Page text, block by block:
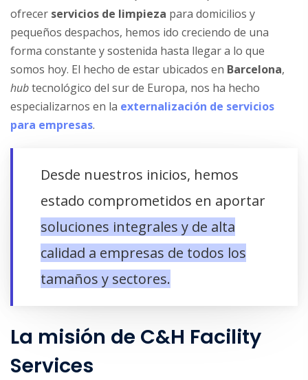
ofrecer servicios de limpieza para domicilios y
pequeños despachos, hemos ido creciendo de una
forma constante y sostenida hasta llegar a lo que
somos hoy. El hecho de estar ubicados en Barcelona,
hubtecnológico del sur de Europa, nos ha hecho
especializarnos en la externalización de servicios
para empresas.
Desde nuestros inicios, hemos
estado comprometidos en aportar
soluciones integrales y de alta
calidad a empresas de todos los
tamaños y sectores.
La misión de C&H Facility
Services